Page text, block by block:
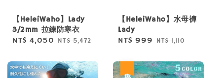
【HeleiWaho】Lady
3/2mm 拉鍊防寒衣
Sale
NT$ 4,050 Regular
NT$ 5,472
【HeleiWaho】水母褲
Lady
Sale
NT$ 999 Regular
NT$ 1,110